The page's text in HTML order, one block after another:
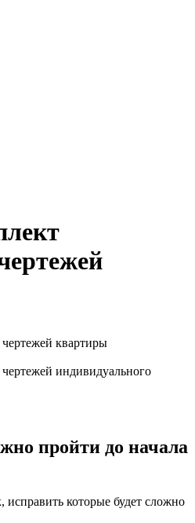
квартиры
индивидуального
пройти до начала
которые будет сложно